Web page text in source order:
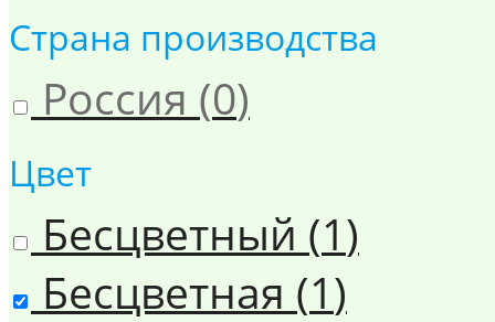
Страна производства
Россия (0)
Цвет
Бесцветный (1)
Бесцветная (1)